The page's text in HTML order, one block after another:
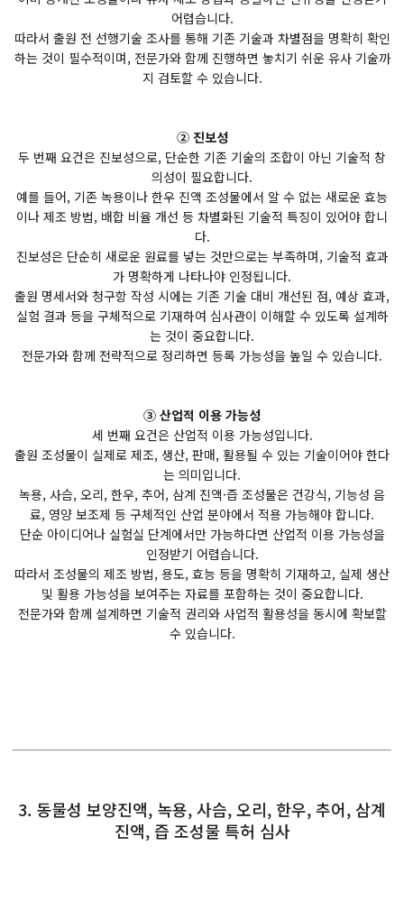
어렵습니다.
따라서 출원 전 선행기술 조사를 통해 기존 기술과 차별점을 명확히 확인
하는 것이 필수적이며, 전문가와 함께 진행하면 놓치기 쉬운 유사 기술까
지 검토할 수 있습니다.
② 진보성
두 번째 요건은 진보성으로, 단순한 기존 기술의 조합이 아닌 기술적 창
의성이 필요합니다.
예를 들어, 기존 녹용이나 한우 진액 조성물에서 알 수 없는 새로운 효능
이나 제조 방법, 배합 비율 개선 등 차별화된 기술적 특징이 있어야 합니
다.
진보성은 단순히 새로운 원료를 넣는 것만으로는 부족하며, 기술적 효과
가 명확하게 나타나야 인정됩니다.
출원 명세서와 청구항 작성 시에는 기존 기술 대비 개선된 점, 예상 효과,
실험 결과 등을 구체적으로 기재하여 심사관이 이해할 수 있도록 설계하
는 것이 중요합니다.
전문가와 함께 전략적으로 정리하면 등록 가능성을 높일 수 있습니다.
③ 산업적 이용 가능성
세 번째 요건은 산업적 이용 가능성입니다.
출원 조성물이 실제로 제조, 생산, 판매, 활용될 수 있는 기술이어야 한다
는 의미입니다.
녹용, 사슴, 오리, 한우, 추어, 삼계 진액·즙 조성물은 건강식, 기능성 음
료, 영양 보조제 등 구체적인 산업 분야에서 적용 가능해야 합니다.
단순 아이디어나 실험실 단계에서만 가능하다면 산업적 이용 가능성을
인정받기 어렵습니다.
따라서 조성물의 제조 방법, 용도, 효능 등을 명확히 기재하고, 실제 생산
및 활용 가능성을 보여주는 자료를 포함하는 것이 중요합니다.
전문가와 함께 설계하면 기술적 권리와 사업적 활용성을 동시에 확보할
수 있습니다.
3. 동물성 보양진액, 녹용, 사슴, 오리, 한우, 추어, 삼계
진액, 즙 조성물 특허 심사